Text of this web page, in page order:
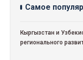
Самое
Кыргызстан и
регионального